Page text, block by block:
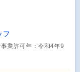
フ
業許可年：令和4年9